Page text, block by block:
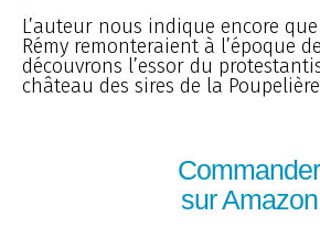
L’auteur nous indique encore
Rémy remonteraient à l’époque
découvrons l’essor du
château des sires de la
Commander
sur Amazon